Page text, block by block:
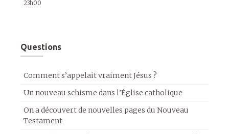
23h00
Questions
Comment s’appelait vraiment Jésus ?
Un nouveau schisme dans l’Église catholique
On a découvert de nouvelles pages du Nouveau
Testament